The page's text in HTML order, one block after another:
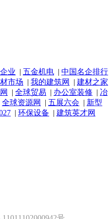
业 | 五金机电 | 中国名企排行
市场 | 我的建筑网 | 建材之家
| 全球贸易 | 办公室装修 | 冶
全球资源网 | 五展六会 | 新型
| 环保设备 | 建筑英才网